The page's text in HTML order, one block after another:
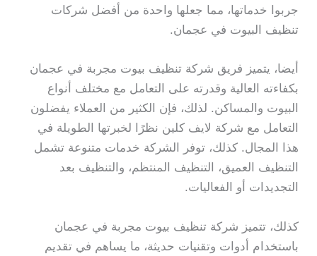
جربوا خدماتها، مما جعلها واحدة من أفضل شركات
تنظيف البيوت في عجمان.
أيضا، يتميز فريق شركة تنظيف بيوت مجربة في عجمان
بكفاءته العالية وقدرته على التعامل مع مختلف أنواع
البيوت والمساكن. لذلك، فإن الكثير من العملاء يفضلون
التعامل مع شركة لايف كلين نظرًا لخبرتها الطويلة في
هذا المجال. كذلك، توفر الشركة خدمات متنوعة تشمل
التنظيف العميق، التنظيف المنتظم، والتنظيف بعد
التجديدات أو الفعاليات.
كذلك، تتميز شركة تنظيف بيوت مجربة في عجمان
باستخدام أدوات وتقنيات حديثة، ما يساهم في تقديم